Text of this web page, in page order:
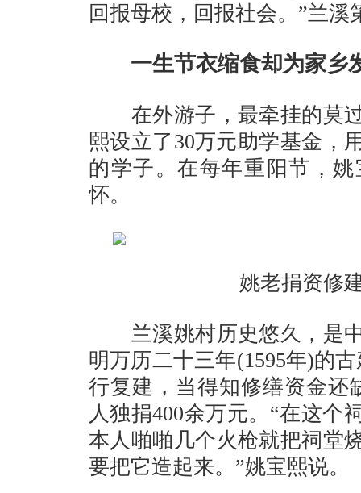
回报母校，回报社会。”兰
一生节衣缩食却为家乡
在外游子，最牵挂的莫过
熙设立了30万元助学基金，
的学子。在每年重阳节，
怀。
姚老捐资修
兰溪姚村历史悠久，是中
明万历二十三年(1595年)的
行复建，当得知修缮资金还
人独捐400余万元。“在这个
本人啪啪几个火枪就把祠堂
要把它造起来。”姚宝熙说。